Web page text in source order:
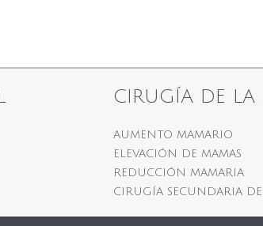
CIRUGÍA DE
AUMENTO MAMARIO
ELEVACIÓN DE MAMAS
REDUCCIÓN MAMARIA
CIRUGÍA SECUNDARIA